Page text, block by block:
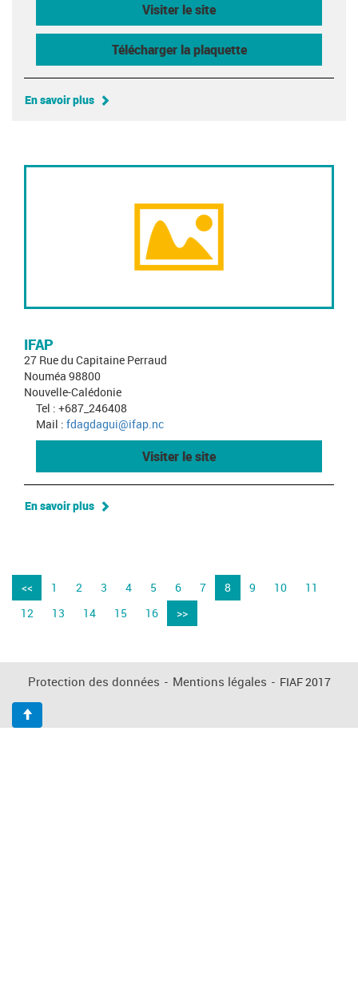
Visiter le site
Télécharger la plaquette
En savoir plus
IFAP
27 Rue du Capitaine Perraud
Nouméa 98800
Nouvelle-Calédonie
Tel : +687_246408
Mail : fdagdagui@ifap.nc
Visiter le site
En savoir plus
<< 1 2 3 4 5 6 7 8 9 10
11
12
13 14 15 16 >>
Protection des données - Mentions légales - FIAF 2017